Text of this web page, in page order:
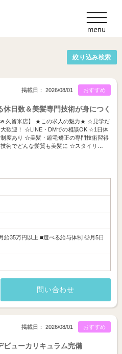
絞り込み検索
おすすめ
掲載日： 2026/08/01
日数＆美髪専門技術が身につく
久留米店】 ★この求人の魅力★ ☆見学だ
歓迎！ ☆LINE・DMでの相談OK ☆1日体
度あり ☆美髪・縮毛矯正の専門技術習得
術でどんな髪質も美髪に ☆スタイリ…
給35万円以上 ■選べる給与体制 ◎月5日
問い合わせ
おすすめ
掲載日： 2026/08/01
ビューカリキュラム完備